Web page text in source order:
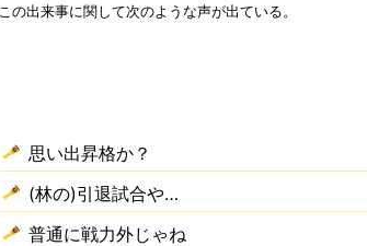
この出来事に関して次のような声が出ている。
思い出昇格か？
(林の)引退試合や…
普通に戦力外じゃね